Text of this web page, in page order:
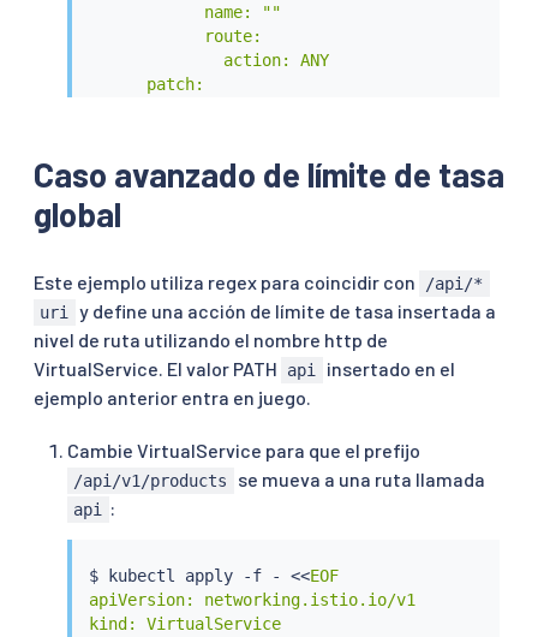
            name: ""
            route:
              action: ANY
      patch:
          rate_limits:
            - actions: # any actions in here
              - request_headers:
                  descriptor_key: "PATH"
Caso avanzado de límite de tasa
global
Este ejemplo utiliza regex para coincidir con
/api/*
uri
y define una acción de límite de tasa insertada a
nivel de ruta utilizando el nombre http de
VirtualService. El valor PATH
api
insertado en el
ejemplo anterior entra en juego.
Cambie VirtualService para que el prefijo
/api/v1/products se mueva a una ruta llamada
api :
$ kubectl apply -f - <<EOF
apiVersion: networking.istio.io/v1
kind: VirtualService